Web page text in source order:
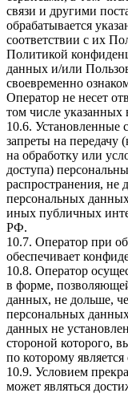
связи и другими
обрабатывается
соответствии с их
Политикой
данных и/или
своевременно
Оператор не несет
том числе указанных
10.6. Установленные
запреты на передачу
на обработку или
доступа)
распространения, не
персональных
иных публичных
РФ.
10.7. Оператор при
обеспечивает
10.8. Оператор
в форме,
данных, не дольше,
персональных
данных не
стороной которого,
по которому
10.9. Условием
может являться